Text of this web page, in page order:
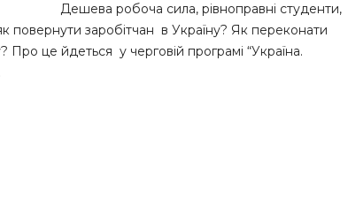
Дешева робоча сила, рівноправні студенти,
повернути заробітчан в Україну? Як переконати
Про це йдеться у черговій програмі “Україна.